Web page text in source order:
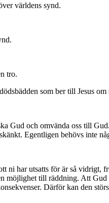
världens synd.
tro.
som ber till Jesus om
och omvända oss till
Egentligen behövs inte
ni har utsatts för är så
till räddning. Att
Därför kan den